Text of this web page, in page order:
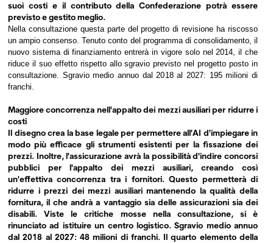
suoi costi e il contributo della Confederazione potrà essere
previsto e gestito meglio.
Nella consultazione questa parte del progetto di revisione ha riscosso
un ampio consenso. Tenuto conto del programma di consolidamento, il
nuovo sistema di finanziamento entrerà in vigore solo nel 2014, il che
riduce il suo effetto rispetto allo sgravio previsto nel progetto posto in
consultazione. Sgravio medio annuo dal 2018 al 2027: 195 milioni di
franchi.
Maggiore concorrenza nell'appalto dei mezzi ausiliari per ridurre i
costi
Il disegno crea la base legale per permettere all'AI d'impiegare in
modo più efficace gli strumenti esistenti per la fissazione dei
prezzi. Inoltre, l'assicurazione avrà la possibilità d'indire concorsi
pubblici per l'appalto dei mezzi ausiliari, creando così
un'effettiva concorrenza tra i fornitori. Questo permetterà di
ridurre i prezzi dei mezzi ausiliari mantenendo la qualità della
fornitura, il che andrà a vantaggio sia delle assicurazioni sia dei
disabili. Viste le critiche mosse nella consultazione, si è
rinunciato ad istituire un centro logistico. Sgravio medio annuo
dal 2018 al 2027: 48 milioni di franchi.Il quarto elemento della